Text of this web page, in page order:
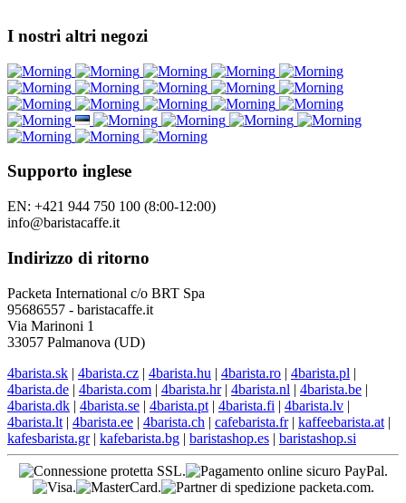
I nostri altri negozi
Supporto inglese
EN: +421 944 750 100 (8:00-12:00)
info@baristacaffe.it
Indirizzo di ritorno
Packeta International c/o BRT Spa
95686557 - baristacaffe.it
Via Marinoni 1
33057 Palmanova (UD)
4barista.sk | 4barista.cz | 4barista.hu | 4barista.ro | 4barista.pl |
4barista.de | 4barista.com | 4barista.hr| 4barista.nl | 4barista.be |
4barista.dk | 4barista.se | 4barista.pt | 4barista.fi | 4barista.lv |
4barista.lt | 4barista.ee | 4barista.ch | cafebarista.fr| kaffeebarista.at |
kafesbarista.gr| kafebarista.bg | baristashop.es | baristashop.si